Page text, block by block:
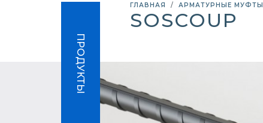
ГЛАВНАЯ АРМАТУРНЫЕ МУФТЫ
SOSCOUP
ПРОДУКТЫ